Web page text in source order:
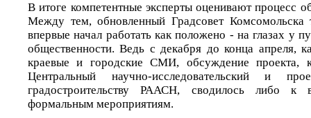
В итоге компетентные эксперты оценивают процесс
Между тем, обновленный Градсовет Комсомольска
впервые начал работать как положено - на глазах у
общественности. Ведь с декабря до конца апреля,
краевые и городские СМИ, обсуждение проекта,
Центральный научно-исследовательский и
градостроительству РААСН, сводилось либо к
формальным мероприятиям.